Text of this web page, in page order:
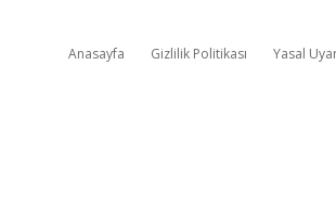
Anasayfa Gizlilik Politikası Yasal